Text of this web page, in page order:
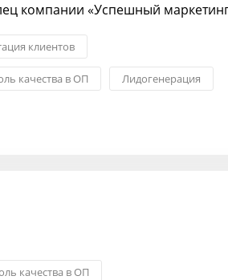
компании «Успешный
клиентов
качества в ОП Лидогенерация
качества в ОП